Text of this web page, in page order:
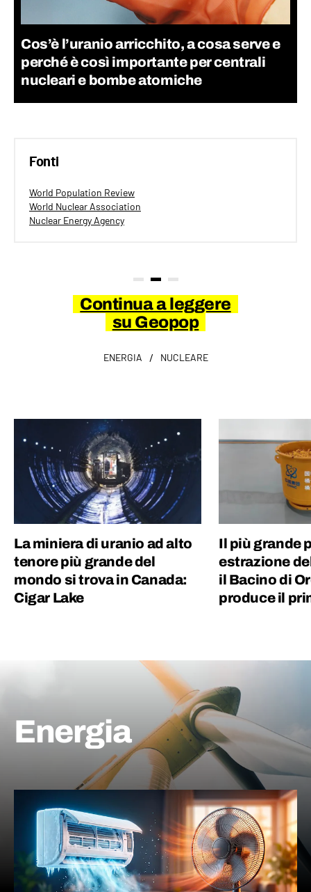
Cos’è l’uranio arricchito, a cosa serve e
perché è così importante per centrali
nucleari e bombe atomiche
Fonti
World Population Review
World Nuclear Association
Nuclear Energy Agency
Continua a leggere
su Geopop
ENERGIA / NUCLEARE
La miniera di uranio ad alto
tenore più grande del
mondo si trova in Canada:
Cigar Lake
Il più grande
estrazione
il Bacino di
produce il
Energia